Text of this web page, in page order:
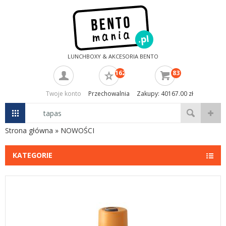
LUNCHBOXY & AKCESORIA BENTO
Twoje konto
162
Przechowalnia
83
Zakupy: 40167.00 zł
Strona główna » NOWOŚCI
KATEGORIE